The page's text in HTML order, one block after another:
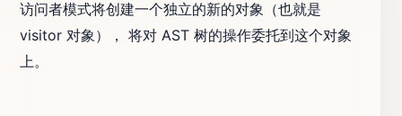
访问者模式将创建一个独立的新的对象（也就是
visitor 对象）， 将对 AST 树的操作委托到这个对象
上。